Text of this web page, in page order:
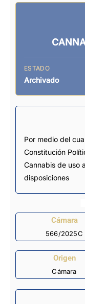
ESTADO
Archivado
Por medio del
Constitución
Cannabis de uso
disposiciones
Cámara
566/2025C
Origen
Cámara